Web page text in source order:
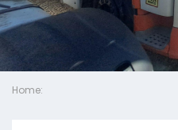
Home: